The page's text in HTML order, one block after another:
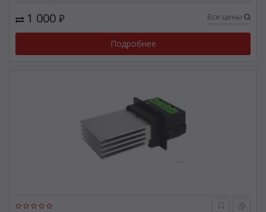
1 000 ₽ Все цены
Подробнее